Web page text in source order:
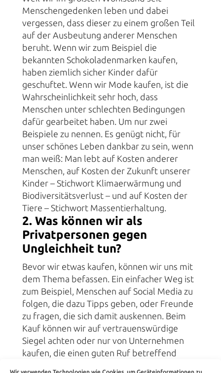
Wir verwenden Technologien wie Cookies, um Geräteinformationen zu
Menschengedenken leben und dabei
vergessen, dass dieser zu einem großen Teil
auf der Ausbeutung anderer Menschen
beruht. Wenn wir zum Beispiel die
bekannten Schokoladenmarken kaufen,
haben ziemlich sicher Kinder dafür
geschuftet. Wenn wir Mode kaufen, ist die
Wahrscheinlichkeit sehr hoch, dass
Menschen unter schlechten Bedingungen
dafür gearbeitet haben. Um nur zwei
Beispiele zu nennen. Es genügt nicht, für
unser schönes Leben dankbar zu sein, wenn
man weiß: Man lebt auf Kosten anderer
Menschen, auf Kosten der Zukunft unserer
Kinder – Stichwort Klimaerwärmung und
Biodiversitätsverlust – und auf Kosten der
Tiere – Stichwort Massentierhaltung.
2. Was können wir als
Privatpersonen gegen
Ungleichheit tun?
Bevor wir etwas kaufen, können wir uns mit
dem Thema befassen. Ein einfacher Weg ist
zum Beispiel, Menschen auf Social Media zu
folgen, die dazu Tipps geben, oder Freunde
zu fragen, die sich damit auskennen. Beim
Kauf können wir auf vertrauenswürdige
Siegel achten oder nur von Unternehmen
kaufen, die einen guten Ruf betreffend